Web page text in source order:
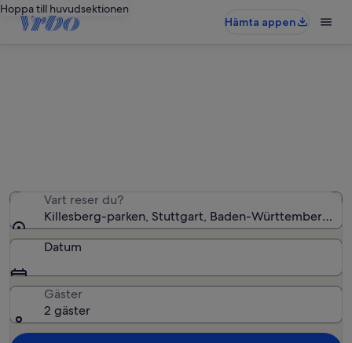
Hoppa till huvudsektionen
Hämta appen
Vart reser du?
Killesberg-parken, Stuttgart, Baden-Württemberg,
Datum
Gäster
2 gäster